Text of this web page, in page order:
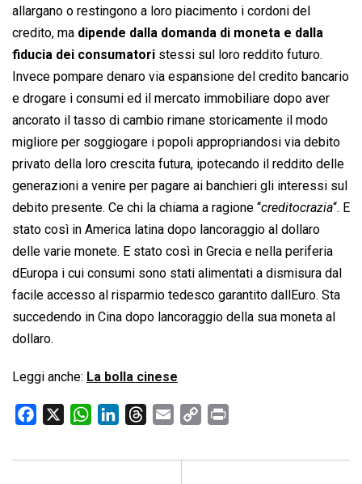
allargano o restingono a loro piacimento i cordoni del
credito, ma dipende dalla domanda di moneta e dalla
fiducia dei consumatori stessi sul loro reddito futuro.
Invece pompare denaro via espansione del credito bancario
e drogare i consumi ed il mercato immobiliare dopo aver
ancorato il tasso di cambio rimane storicamente il modo
migliore per soggiogare i popoli appropriandosi via debito
privato della loro crescita futura, ipotecando il reddito delle
generazioni a venire per pagare ai banchieri gli interessi sul
debito presente. Ce chi la chiama a ragione “creditocrazia“. E
stato così in America latina dopo lancoraggio al dollaro
delle varie monete. E stato così in Grecia e nella periferia
dEuropa i cui consumi sono stati alimentati a dismisura dal
facile accesso al risparmio tedesco garantito dallEuro. Sta
succedendo in Cina dopo lancoraggio della sua moneta al
dollaro.
Leggi anche: La bolla cinese
c
W
a
n
r
a
p
i